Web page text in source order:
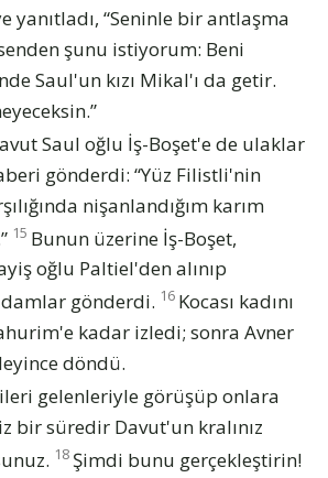
yanıtladı, “Seninle bir antlaşma
şunu istiyorum: Beni
Saul'un kızı Mikal'ı da getir.
Saul oğlu İş-Boşet'e de ulaklar
gönderdi: “Yüz Filistli'nin
nişanlandığım karım
15 Bunun üzerine İş-Boşet,
oğlu Paltiel'den alınıp
gönderdi. 16 Kocası kadını
kadar izledi; sonra Avner
döndü.
gelenleriyle görüşüp onlara
bir süredir Davut'un kralınız
18 Şimdi bunu gerçekleştirin!